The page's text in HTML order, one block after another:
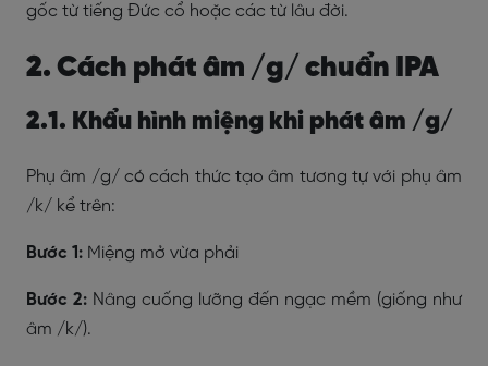
gốc từ tiếng Đức cổ hoặc các từ lâu đời.
2. Cách phát âm /g/ chuẩn IPA
2.1. Khẩu hình miệng khi phát âm /g/
Phụ âm /g/ có cách thức tạo âm tương tự với phụ âm
/k/ kể trên:
Bước 1: Miệng mở vừa phải
Bước 2: Nâng cuống lưỡng đến ngạc mềm (giống như
âm /k/).